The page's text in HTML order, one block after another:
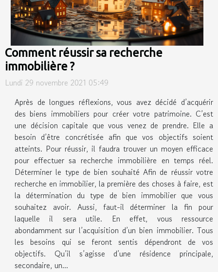
Comment réussir sa recherche
immobilière ?
Lundi 29 novembre 2021 05:49
Après de longues réflexions, vous avez décidé d’acquérir
des biens immobiliers pour créer votre patrimoine. C’est
une décision capitale que vous venez de prendre. Elle a
besoin d’être concrétisée afin que vos objectifs soient
atteints. Pour réussir, il faudra trouver un moyen efficace
pour effectuer sa recherche immobilière en temps réel.
Déterminer le type de bien souhaité Afin de réussir votre
recherche en immobilier, la première des choses à faire, est
la détermination du type de bien immobilier que vous
souhaitez avoir. Aussi, faut-il déterminer la fin pour
laquelle il sera utile. En effet, vous ressource
abondamment sur l’acquisition d’un bien immobilier. Tous
les besoins qui se feront sentis dépendront de vos
objectifs. Qu’il s’agisse d’une résidence principale,
secondaire, un...